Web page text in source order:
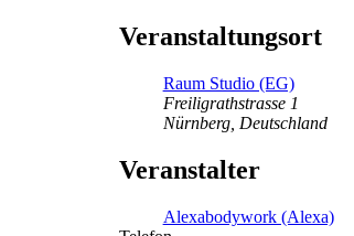
Veranstaltungsort
Raum Studio (EG)
Freiligrathstrasse 1
Nürnberg, Deutschland
Veranstalter
Alexabodywork (Alexa)